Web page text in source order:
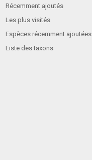
Récemment ajoutés
Les plus visités
Espèces récemment ajoutées
Liste des taxons